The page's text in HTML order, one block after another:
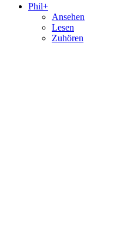
Phil+
Ansehen
Lesen
Zuhören